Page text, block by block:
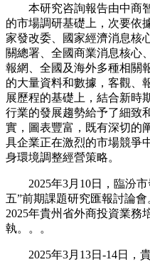
本研究咨詢報告由中商智
的市場調研基礎上，次要依
家發改委、國家經濟消息核
關總署、全國商業消息核心
報網、全國及海外多種相關
的大量資料和數據，客觀、
展歷程的基礎上，結合新時
行業的發展趨勢給予了細致
實，圖表豐富，既有深切的
具企業正在激烈的市場競爭
身環境調整經營策略。
2025年3月10日，臨汾市
五”前期課題研究匯報討論
2025年貴州省外商投資業務
執。。。
2025年3月13日-14日，貴